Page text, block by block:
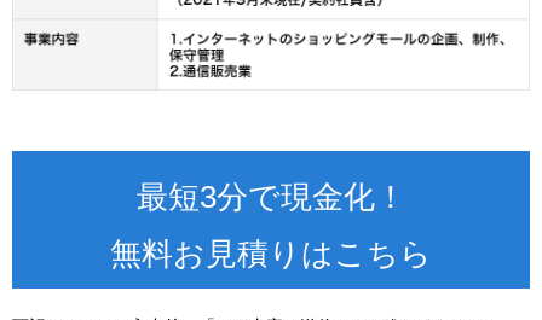
最短3分で現金化！
無料お見積りはこちら